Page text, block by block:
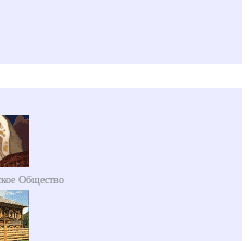
Общество